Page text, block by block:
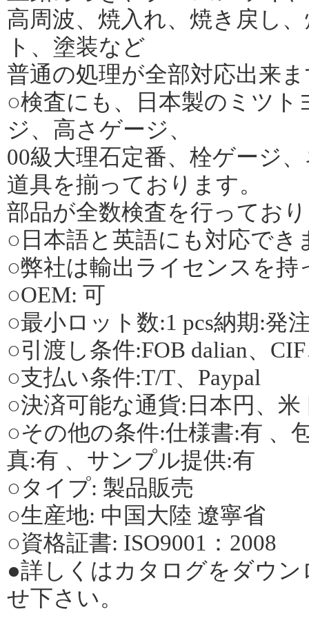
高周波、焼入れ、焼き戻し
ト、塗装など
普通の処理が全部対応出来
○検査にも、日本製のミツ
ジ、高さゲージ、
00級大理石定番、栓ゲージ
道具を揃っております。
部品が全数検査を行ってお
○日本語と英語にも対応でき
○弊社は輸出ライセンスを持
○OEM: 可
○最小ロット数:1 pcs納期:発
○引渡し条件:FOB dalian、
○支払い条件:T/T、Paypal
○決済可能な通貨:日本円、米
○その他の条件:仕様書:有 、
真:有 、サンプル提供:有
○タイプ: 製品販売
○生産地: 中国大陸 遼寧省
○資格証書: ISO9001：2008
●詳しくはカタログをダウ
せ下さい。